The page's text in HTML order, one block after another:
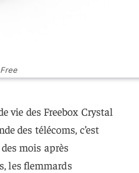
vie des Freebox Crystal
des télécoms, c’est
mois après
les flemmards